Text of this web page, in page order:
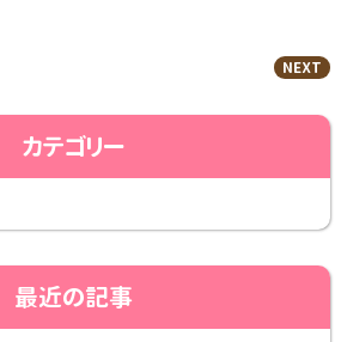
NEXT
カテゴリー
最近の記事